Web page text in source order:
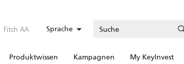
Fitch AA Sprache
Produktwissen Kampagnen My KeyInvest